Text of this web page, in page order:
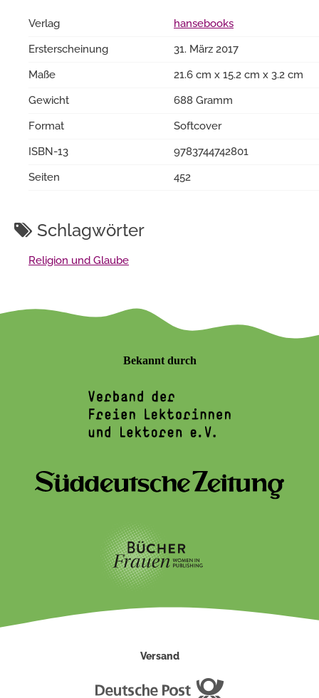
Verlag
hansebooks
Ersterscheinung
31. März 2017
Maße
21.6 cm x 15.2 cm x 3.2 cm
Gewicht
688 Gramm
Format
Softcover
ISBN-13
9783744742801
Seiten
452
Schlagwörter
Religion und Glaube
Bekannt durch
Versand